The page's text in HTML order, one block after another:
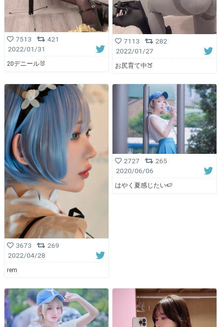
7513
421
2022/01/31
20デニール🐰
7113
282
2022/01/27
お尻育て中🍑
3673
269
2022/04/28
rem
2727
265
2020/06/06
はやく夏感じたい🍉